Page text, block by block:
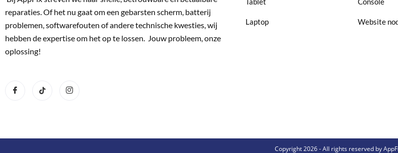
reparaties. Of het nu gaat om een gebarsten scherm, batterij
problemen, softwarefouten of andere technische kwesties, wij
hebben de expertise om het op te lossen. Jouw probleem, onze
oplossing!
Laptop Website
Copyright 2026 - All rights reserved by